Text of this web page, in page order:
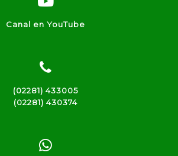
Canal en YouTube
(02281) 433005
(02281) 430374